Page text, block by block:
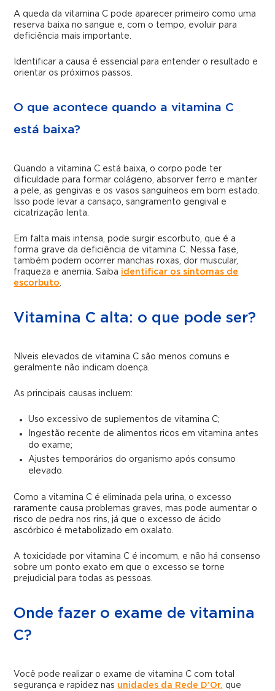
A queda da vitamina C pode aparecer primeiro como uma
reserva baixa no sangue e, com o tempo, evoluir para
deficiência mais importante.
Identificar a causa é essencial para entender o resultado e
orientar os próximos passos.
O que acontece quando a vitamina C
está baixa?
Quando a vitamina C está baixa, o corpo pode ter
dificuldade para formar colágeno, absorver ferro e manter
a pele, as gengivas e os vasos sanguíneos em bom estado.
Isso pode levar a cansaço, sangramento gengival e
cicatrização lenta.
Em falta mais intensa, pode surgir escorbuto, que é a
forma grave da deficiência de vitamina C. Nessa fase,
também podem ocorrer manchas roxas, dor muscular,
fraqueza e anemia. Saiba identificar os sintomas de
escorbuto
Vitamina C alta: o que pode ser?
Níveis elevados de vitamina C são menos comuns e
geralmente não indicam doença.
As principais causas incluem:
Uso excessivo de suplementos de vitamina C;
Ingestão recente de alimentos ricos em vitamina antes
do exame;
Ajustes temporários do organismo após consumo
elevado.
Como a vitamina C é eliminada pela urina, o excesso
raramente causa problemas graves, mas pode aumentar o
risco de pedra nos rins, já que o excesso de ácido
ascórbico é metabolizado em oxalato.
A toxicidade por vitamina C é incomum, e não há consenso
sobre um ponto exato em que o excesso se torne
prejudicial para todas as pessoas.
Onde fazer o exame de vitamina
C?
Você pode realizar o exame de vitamina C com total
segurança e rapidez nas unidades da Rede D’Or , que